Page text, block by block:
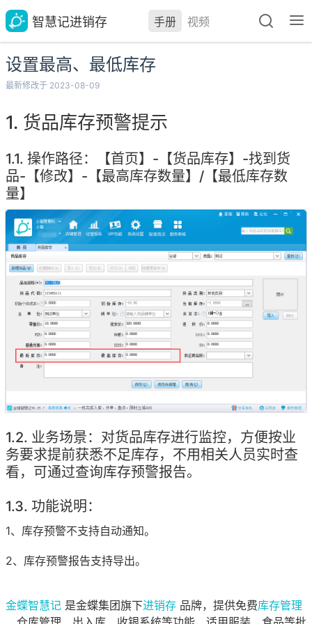
智慧记进销存 手册 视频
设置最高、最低库存
最新修改于 2023-08-09
货品库存预警提示
操作路径：【首页】-【货品库存】-找到货
品-【修改】-【最高库存数量】/【最低库存数
量】
业务场景：对货品库存进行监控，方便按业
务要求提前获悉不足库存，不用相关人员实时查
看，可通过查询库存预警报告。
功能说明：
1、库存预警不支持自动通知。
2、库存预警报告支持导出。
金蝶智慧记 是金蝶集团旗下进销存 品牌，提供免费库存管理